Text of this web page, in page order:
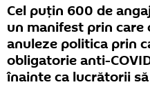
Cel puțin 600 de
un manifest prin
anuleze politica prin
obligatorie anti-
înainte ca lucrătorii